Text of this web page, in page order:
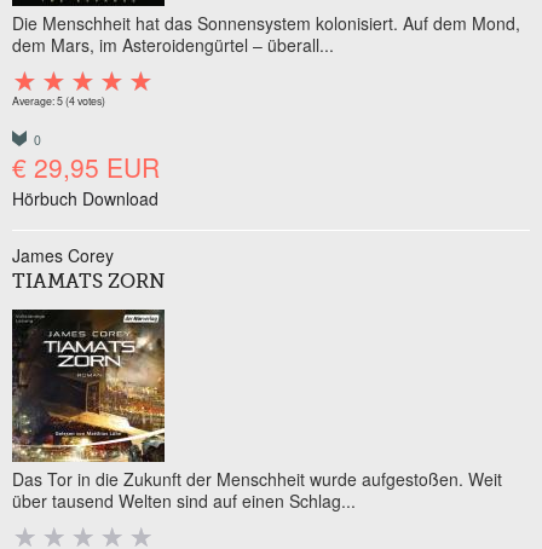
Die Menschheit hat das Sonnensystem kolonisiert. Auf dem Mond,
dem Mars, im Asteroidengürtel – überall...
Average:5(4votes)
0
€ 29,95 EUR
Hörbuch Download
James Corey
TIAMATS ZORN
Das Tor in die Zukunft der Menschheit wurde aufgestoßen. Weit
über tausend Welten sind auf einen Schlag...